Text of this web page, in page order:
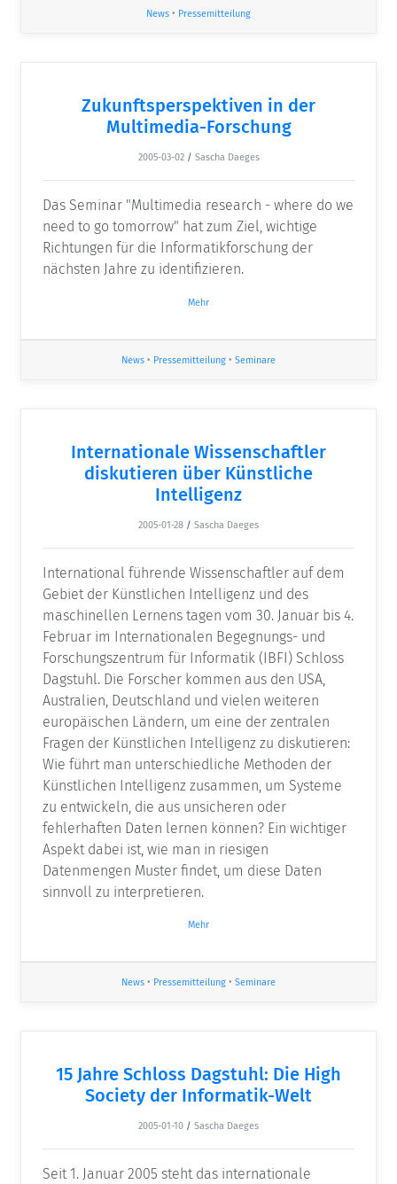
News • Pressemitteilung
Zukunftsperspektiven in der
Multimedia-Forschung
2005-03-02 / Sascha Daeges
Das Seminar "Multimedia research - where do we
need to go tomorrow" hat zum Ziel, wichtige
Richtungen für die Informatikforschung der
nächsten Jahre zu identifizieren.
Mehr
News • Pressemitteilung • Seminare
Internationale Wissenschaftler
diskutieren über Künstliche
Intelligenz
2005-01-28 / Sascha Daeges
International führende Wissenschaftler auf dem
Gebiet der Künstlichen Intelligenz und des
maschinellen Lernens tagen vom 30. Januar bis 4.
Februar im Internationalen Begegnungs- und
Forschungszentrum für Informatik (IBFI) Schloss
Dagstuhl. Die Forscher kommen aus den USA,
Australien, Deutschland und vielen weiteren
europäischen Ländern, um eine der zentralen
Fragen der Künstlichen Intelligenz zu diskutieren:
Wie führt man unterschiedliche Methoden der
Künstlichen Intelligenz zusammen, um Systeme
zu entwickeln, die aus unsicheren oder
fehlerhaften Daten lernen können? Ein wichtiger
Aspekt dabei ist, wie man in riesigen
Datenmengen Muster findet, um diese Daten
sinnvoll zu interpretieren.
Mehr
News • Pressemitteilung • Seminare
15 Jahre Schloss Dagstuhl: Die High
Society der Informatik-Welt
2005-01-10 / Sascha Daeges
Seit 1. Januar 2005 steht das internationale